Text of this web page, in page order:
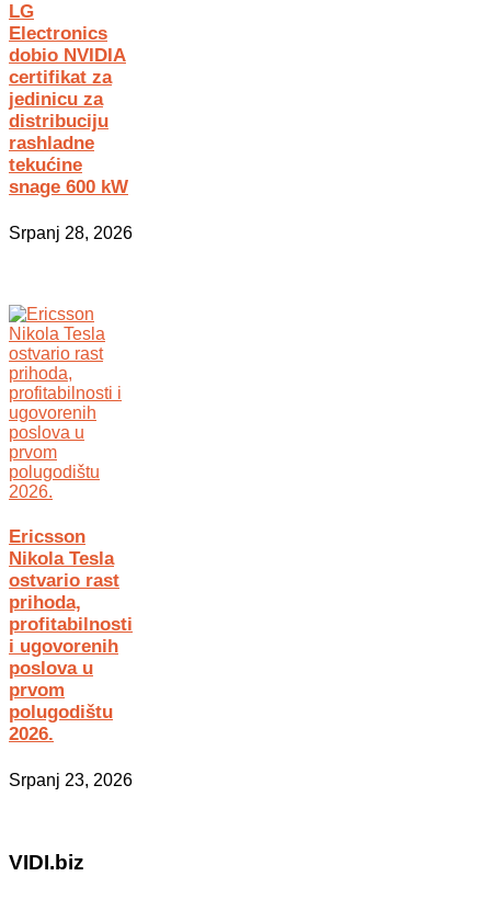
LG
Electronics
dobio NVIDIA
certifikat za
jedinicu za
distribuciju
rashladne
tekućine
snage 600 kW
Srpanj 28, 2026
Ericsson
Nikola Tesla
ostvario rast
prihoda,
profitabilnosti
i ugovorenih
poslova u
prvom
polugodištu
2026.
Srpanj 23, 2026
VIDI.biz